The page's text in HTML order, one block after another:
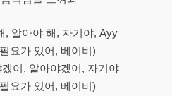
, 알아야 해, 자기야, Ayy
요가 있어, 베이비)
어, 알아야겠어, 자기야
요가 있어, 베이비)